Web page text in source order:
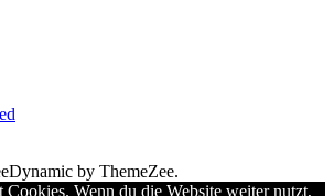
by ThemeZee.
Cookies. Wenn du die Website weiter nutzt,